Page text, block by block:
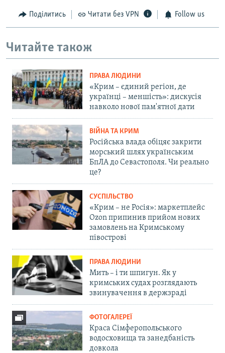
Поділитись Читати без VPN Follow us
Читайте також
ПРАВА ЛЮДИНИ
«Крим – єдиний регіон, де
українці – меншість»: дискусія
навколо нової пам'ятної дати
ВІЙНА ТА КРИМ
Російська влада обіцяє закрити
морський шлях українським
БпЛА до Севастополя. Чи реально
це?
СУСПІЛЬСТВО
«Крим – не Росія»: маркетплейс
Ozon припинив прийом нових
замовлень на Кримському
півострові
ПРАВА ЛЮДИНИ
Мить – і ти шпигун. Як у
кримських судах розглядають
звинувачення в держзраді
ФОТОГАЛЕРЕЇ
Краса Сімферопольського
водосховища та занедбаність
довкола